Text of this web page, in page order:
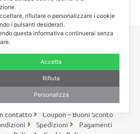
e cactacee – Via Teodora Bresciani, 40 –
– P.I. 04796900985 – Tel/Fax +39 0365
654261
contatto
Coupon – Buoni Sconto
Spedizioni
Pagamenti
rifiutare o personalizzare i cookie
i pulsanti desiderati.
questa informativa continuerai senza
Accetta
Rifiuta
Personalizza